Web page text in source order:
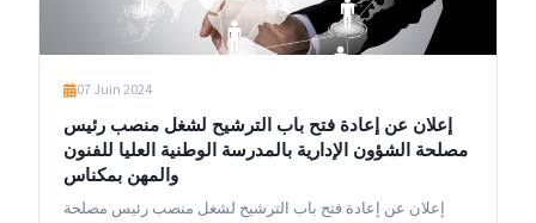
07 Juin 2024
إعلان عن إعادة فتح باب الترشيح لشغل منصب رئيس
مصلحة الشؤون الإدارية بالمدرسة الوطنية العليا للفنون
والمهن بمكناس
إعلان عن إعادة فتح باب الترشيح لشغل منصب رئيس مصلحة